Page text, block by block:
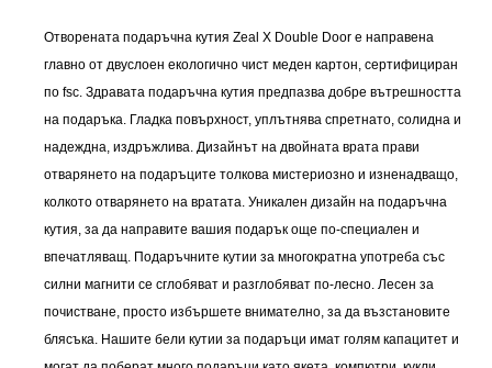
Отворената подаръчна кутия Zeal X Double Door е направена
главно от двуслоен екологично чист меден картон, сертифициран
по fsc. Здравата подаръчна кутия предпазва добре вътрешността
на подаръка. Гладка повърхност, уплътнява спретнато, солидна и
надеждна, издръжлива. Дизайнът на двойната врата прави
отварянето на подаръците толкова мистериозно и изненадващо,
колкото отварянето на вратата. Уникален дизайн на подаръчна
кутия, за да направите вашия подарък още по-специален и
впечатляващ. Подаръчните кутии за многократна употреба със
силни магнити се сглобяват и разглобяват по-лесно. Лесен за
почистване, просто избършете внимателно, за да възстановите
блясъка. Нашите бели кутии за подаръци имат голям капацитет и